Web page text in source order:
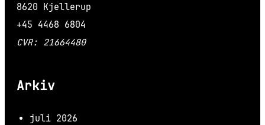
8620 Kjellerup
+45 4468 6804
CVR: 21664480
Arkiv
juli 2026